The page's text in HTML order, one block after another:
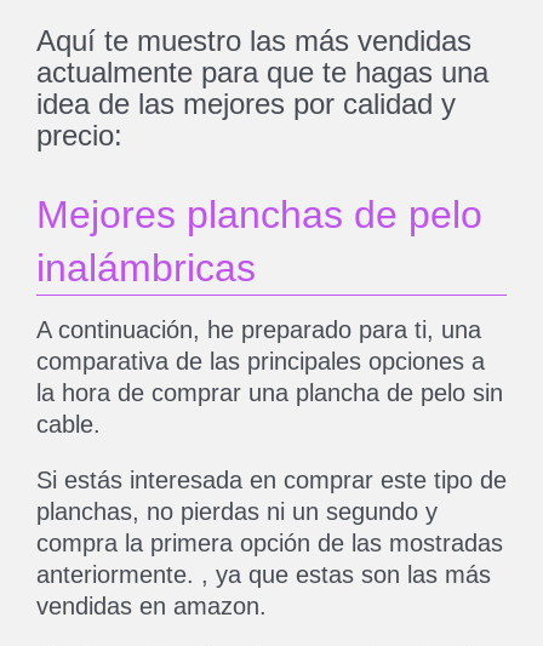
Aquí te muestro las más vendidas
actualmente para que te hagas una
idea de las mejores por calidad y
precio:
Mejores planchas de pelo
inalámbricas
A continuación, he preparado para ti, una
comparativa de las principales opciones a
la hora de comprar una plancha de pelo sin
cable.
Si estás interesada en comprar este tipo de
planchas, no pierdas ni un segundo y
compra la primera opción de las mostradas
anteriormente. , ya que estas son las más
vendidas en amazon.